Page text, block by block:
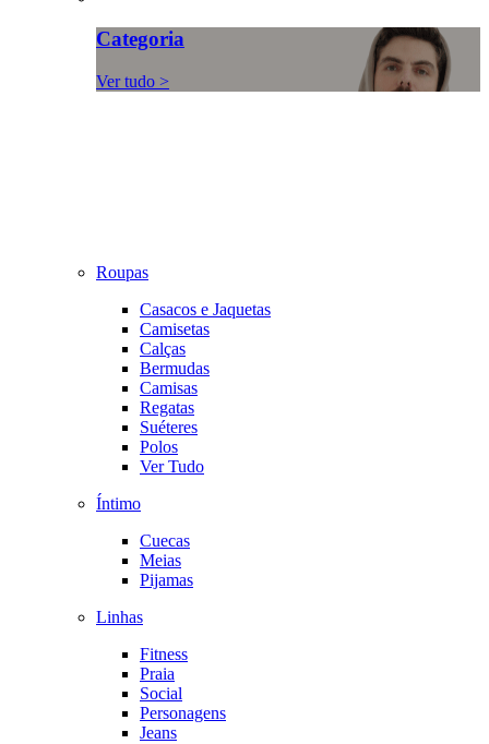
Categoria
Ver tudo >
Roupas
Casacos e Jaquetas
Camisetas
Calças
Bermudas
Camisas
Regatas
Suéteres
Polos
Ver Tudo
Íntimo
Cuecas
Meias
Pijamas
Linhas
Fitness
Praia
Social
Personagens
Jeans